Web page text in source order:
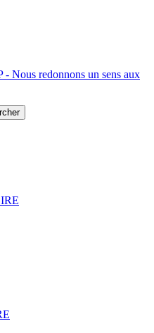
Nous redonnons un sens aux